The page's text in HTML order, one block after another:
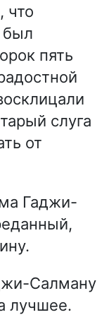
что
был
пять
слуга
от
Гаджи-
Салману
лучшее.